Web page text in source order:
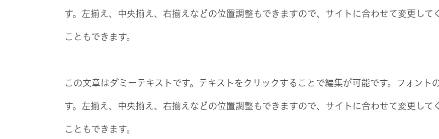
す。左揃え、中央揃え、右揃えなどの位置調整もできますので、サイトに合わせて変更して
こともできます。
この文章はダミーテキストです。テキストをクリックすることで編集が可能です。フォント
す。左揃え、中央揃え、右揃えなどの位置調整もできますので、サイトに合わせて変更して
こともできます。